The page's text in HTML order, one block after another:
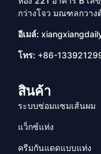
กว่างโจว มณฑลกวาง
อีเมล์:
โทร: +86-
สินค้า
ระบบซ่อมแซมเส้นผม
แว็กซ์แท่ง
ครีมกันแดดแบบแท่ง